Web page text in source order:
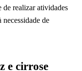
de realizar atividades
de
e cirrose